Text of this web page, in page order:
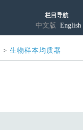
栏目导航
中文版 English
> 生物样本均质器